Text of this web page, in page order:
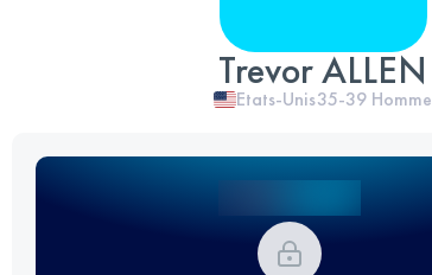
Trevor ALLEN
Etats-Unis35-39 Homme